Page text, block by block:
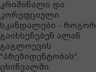
კრიმინალი და
კორუფციული
სკანდალები - როგორ
გაიხსენებენ ალან
გაგლოევის
"პრეზიდენტობას"
ცხინვალში